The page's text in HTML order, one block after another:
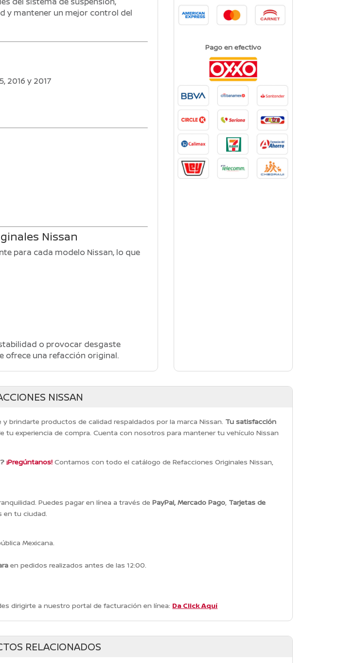
y mantener un mejor control del
2016 y 2017
Nissan
para cada modelo Nissan, lo que
o provocar desgaste
ofrece una refacción original.
Pago en efectivo
NISSAN
y brindarte productos de calidad respaldados por la marca Nissan. Tu satisfacción
tu experiencia de compra. Cuenta con nosotros para mantener tu vehículo Nissan
¡Pregúntanos! Contamos con todo el catálogo de Refacciones Originales Nissan,
Puedes pagar en línea a través dePayPal, Mercado Pago Tarjetas de
tu ciudad.
Mexicana.
en pedidos realizados antes de las 12:00.
dirigirte a nuestro portal de facturación en línea: Da Click Aquí
RELACIONADOS